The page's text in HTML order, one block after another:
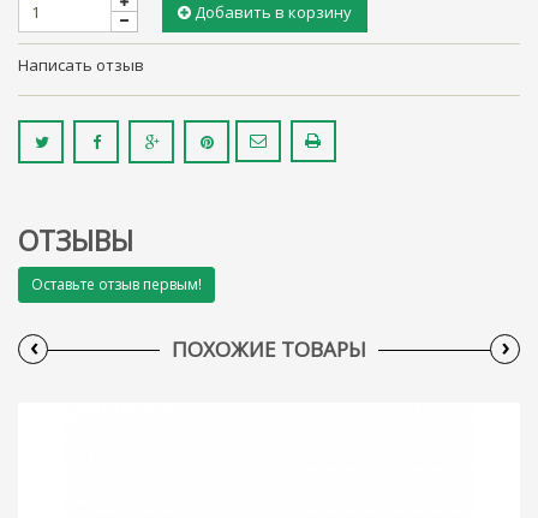
Добавить в корзину
Написать отзыв
ОТЗЫВЫ
Оставьте отзыв первым!
ПОХОЖИЕ ТОВАРЫ
‹ ›